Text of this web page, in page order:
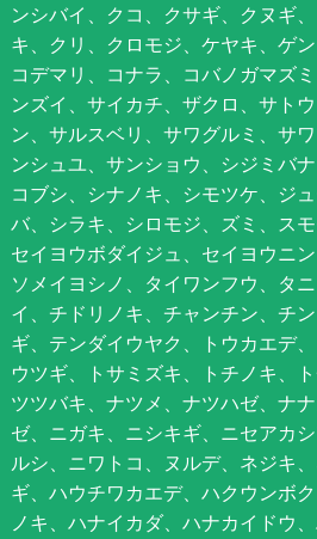
ンシバイ、クコ、クサギ、クヌギ
キ、クリ、クロモジ、ケヤキ、ゲン
コデマリ、コナラ、コバノガマズ
ンズイ、サイカチ、ザクロ、サト
ン、サルスベリ、サワグルミ、サ
ンシュユ、サンショウ、シジミバ
コブシ、シナノキ、シモツケ、ジ
バ、シラキ、シロモジ、ズミ、スモ
セイヨウボダイジュ、セイヨウニン
ソメイヨシノ、タイワンフウ、タ
イ、チドリノキ、チャンチン、チ
ギ、テンダイウヤク、トウカエデ
ウツギ、トサミズキ、トチノキ、
ツツバキ、ナツメ、ナツハゼ、ナ
ゼ、ニガキ、ニシキギ、ニセアカ
ルシ、ニワトコ、ヌルデ、ネジキ
ギ、ハウチワカエデ、ハクウンボ
ノキ、ハナイカダ、ハナカイドウ